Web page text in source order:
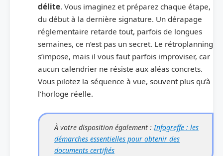
délite. Vous imaginez et préparez chaque étape,
du début à la dernière signature. Un dérapage
réglementaire retarde tout, parfois de longues
semaines, ce n’est pas un secret. Le rétroplanning
s’impose, mais il vous faut parfois improviser, car
aucun calendrier ne résiste aux aléas concrets.
Vous pilotez la séquence à vue, souvent plus qu’à
l’horloge réelle.
À votre disposition également :Infogreffe : les
démarches essentielles pour obtenir des
documents certifiés